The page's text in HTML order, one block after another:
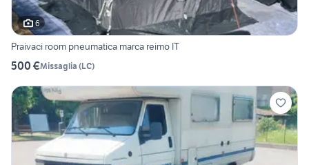
6
Praivaci room pneumatica marca reimo IT
500 €Missaglia (LC)